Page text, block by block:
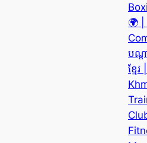
🌍 |
បណ្
ខ្មែ